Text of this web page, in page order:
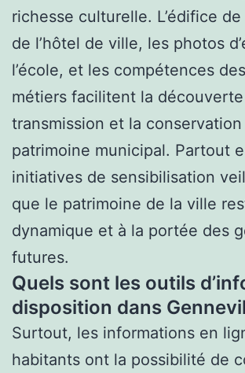
richesse culturelle. L’édifice
de l’hôtel de ville, les photos
l’école, et les compétences
métiers facilitent la
transmission et la
patrimoine municipal. Partout
initiatives de sensibilisation
que le patrimoine de la ville
dynamique et à la portée des
futures.
Quels sont les outils
disposition dans
Surtout, les informations en
habitants ont la possibilité de